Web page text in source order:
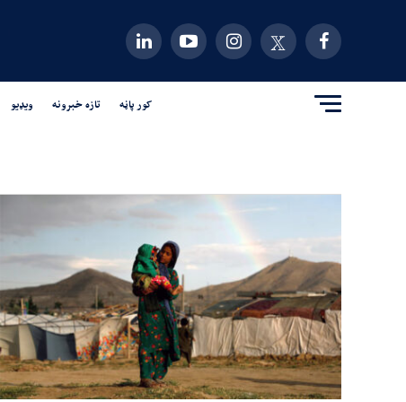
کور پاڼه تازه خبرونه ویډیو